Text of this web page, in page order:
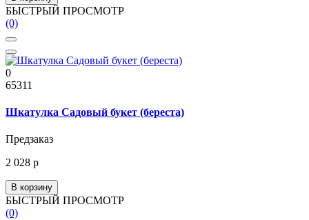
БЫСТРЫЙ ПРОСМОТР
(0)
0
65311
Шкатулка Садовый букет (береста)
Предзаказ
2 028 р
В корзину
БЫСТРЫЙ ПРОСМОТР
(0)